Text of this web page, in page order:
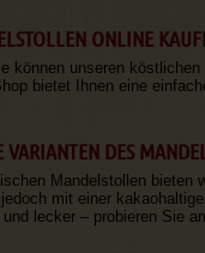
ONLINE
können unseren köstlichen
bietet Ihnen eine
VARIANTEN DES
Mandelstollen bieten
mit einer
lecker – probieren Sie